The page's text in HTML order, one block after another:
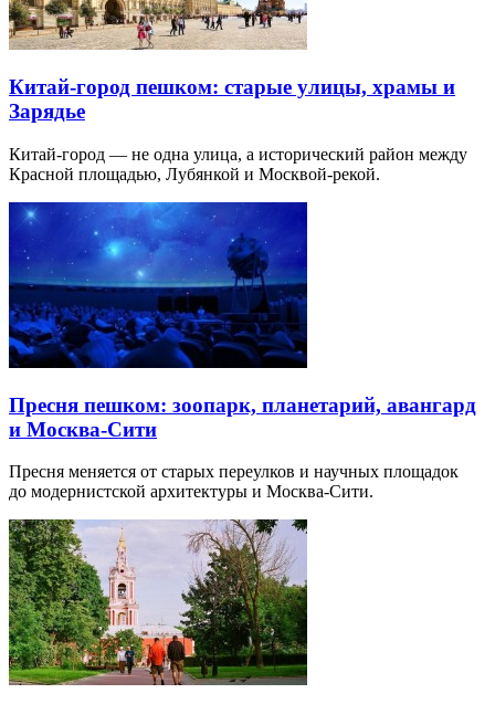
Китай-город пешком: старые улицы, храмы и
Зарядье
Китай-город — не одна улица, а исторический район между
Красной площадью, Лубянкой и Москвой-рекой.
Пресня пешком: зоопарк, планетарий, авангард
и Москва-Сити
Пресня меняется от старых переулков и научных площадок
до модернистской архитектуры и Москва-Сити.